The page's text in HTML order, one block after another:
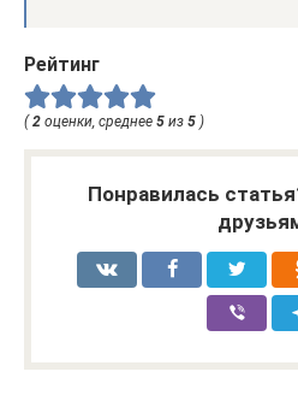
Рейтинг
( 2 оценки, среднее 5 из 5 )
Понравилась